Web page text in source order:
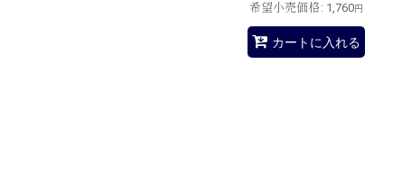
希望小売価格: 1,760円
カートに入れる